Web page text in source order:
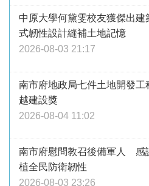
中原大學何黛雯校友獲傑出
式韌性設計縫補土地記憶
2026-08-03 21:17
南市府地政局七件土地開發
越建設獎
2026-08-04 11:02
南市府慰問教召後備軍人 感
植全民防衛韌性
2026-08-03 23:26